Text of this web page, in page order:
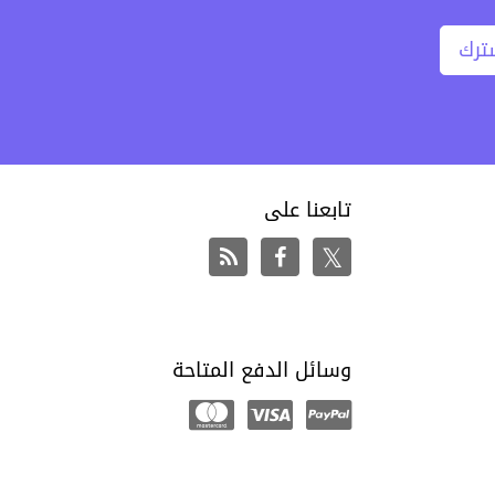
تابعنا على
وسائل الدفع المتاحة